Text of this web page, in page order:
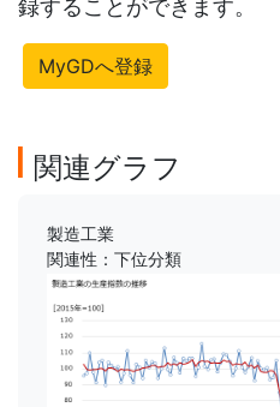
録することができます。
MyGDへ登録
関連グラフ
製造工業
関連性：下位分類